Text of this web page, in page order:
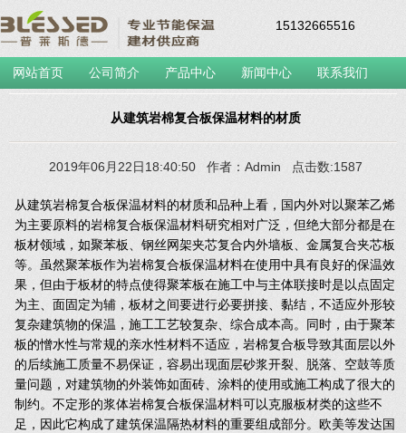
15132665516
网站首页 公司简介 产品中心 新闻中心 联系我们
从建筑岩棉复合板保温材料的材质
2019年06月22日18:40:50 作者：Admin 点击数:1587
从建筑岩棉复合板保温材料的材质和品种上看，国内外对以聚苯乙烯
为主要原料的岩棉复合板保温材料研究相对广泛，但绝大部分都是在
板材领域，如聚苯板、钢丝网架夹芯复合内外墙板、金属复合夹芯板
等。虽然聚苯板作为岩棉复合板保温材料在使用中具有良好的保温效
果，但由于板材的特点使得聚苯板在施工中与主体联接时是以点固定
为主、面固定为辅，板材之间要进行必要拼接、黏结，不适应外形较
复杂建筑物的保温，施工工艺较复杂、综合成本高。同时，由于聚苯
板的憎水性与常规的亲水性材料不适应，岩棉复合板导致其面层以外
的后续施工质量不易保证，容易出现面层砂浆开裂、脱落、空鼓等质
量问题，对建筑物的外装饰如面砖、涂料的使用或施工构成了很大的
制约。不定形的浆体岩棉复合板保温材料可以克服板材类的这些不
足，因此它构成了建筑保温隔热材料的重要组成部分。欧美等发达国